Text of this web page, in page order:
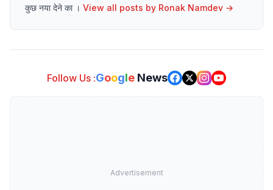
कुछ नया देने का । View all posts by Ronak Namdev →
Follow Us :Google News
Advertisement